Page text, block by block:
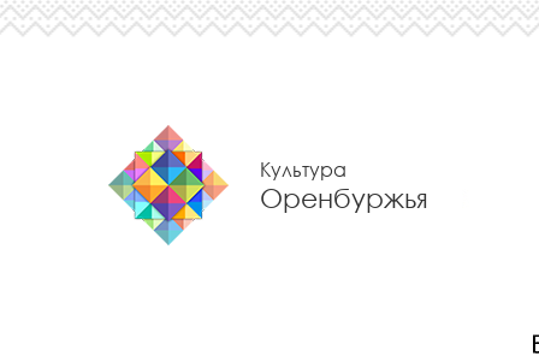
Культура
Оренбуржья